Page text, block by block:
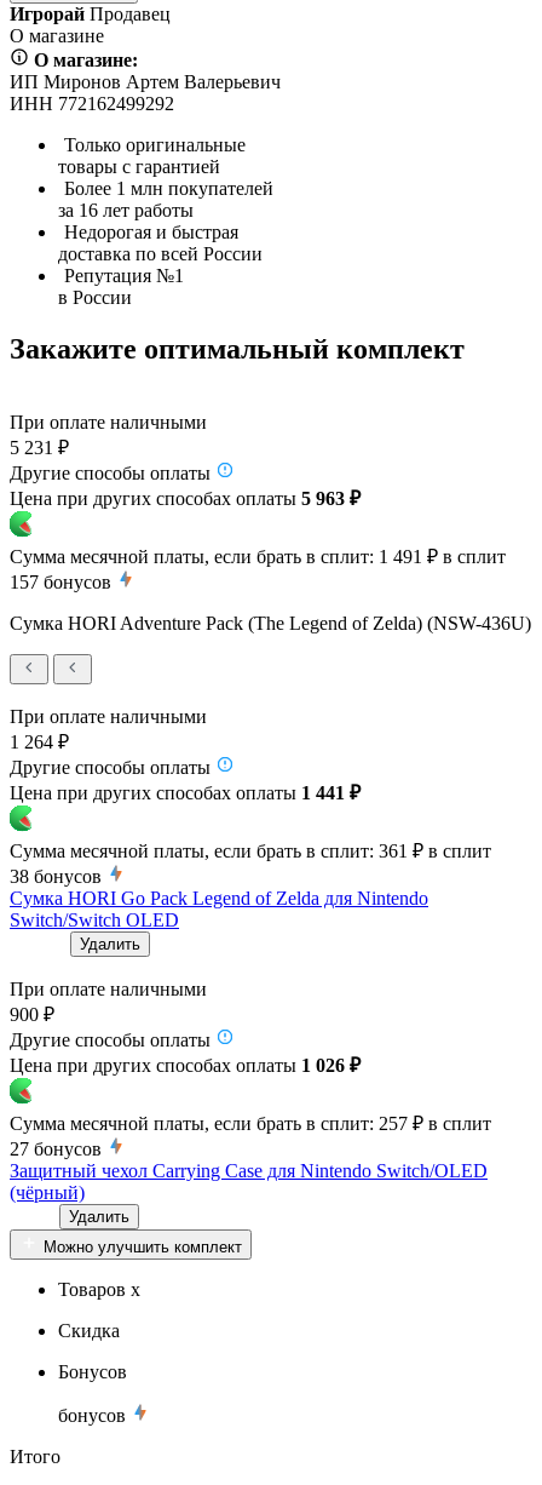
Игрорай Продавец
О магазине
О магазине:
ИП Миронов Артем Валерьевич
ИНН 772162499292
Только оригинальные
товары с гарантией
Более 1 млн покупателей
за 16 лет работы
Недорогая и быстрая
доставка по всей России
Репутация №1
в России
Закажите оптимальный комплект
При оплате наличными
5 231 ₽
Другие способы оплаты
Цена при других способах оплаты 5 963 ₽
Сумма месячной платы, если брать в сплит: 1 491 ₽ в сплит
157 бонусов
Сумка HORI Adventure Pack (The Legend of Zelda) (NSW-436U)
При оплате наличными
1 264 ₽
Другие способы оплаты
Цена при других способах оплаты 1 441 ₽
Сумма месячной платы, если брать в сплит: 361 ₽ в сплит
38 бонусов
Сумка HORI Go Pack Legend of Zelda для Nintendo
Switch/Switch OLED
Удалить
При оплате наличными
900 ₽
Другие способы оплаты
Цена при других способах оплаты 1 026 ₽
Сумма месячной платы, если брать в сплит: 257 ₽ в сплит
27 бонусов
Защитный чехол Carrying Case для Nintendo Switch/OLED
(чёрный)
Удалить
Можно улучшить комплект
Товаров x
Скидка
Бонусов
бонусов
Итого